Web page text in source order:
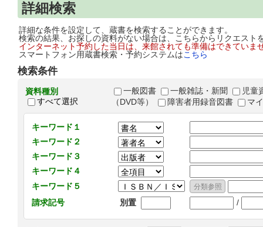
詳細検索
詳細な条件を設定して、蔵書を検索することができます。
検索の結果、お探しの資料がない場合は、こちらからリクエス
インターネット予約した当日は、来館されても準備はできてい
スマートフォン用蔵書検索・予約システムはこちら
検索条件
資料種別
すべて選択
一般図書 一般雑誌・新聞
児童
（DVD等）
障害者用録音図書 マ
キーワード１
キーワード２
キーワード３
キーワード４
キーワード５
請求記号
別置 /